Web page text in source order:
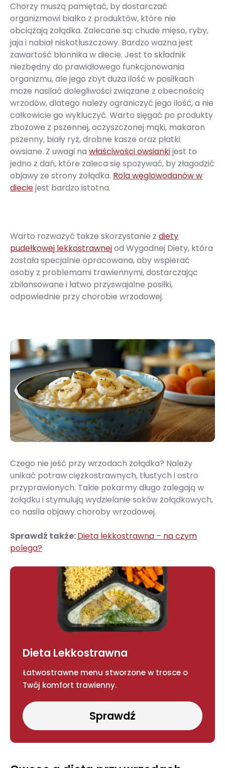
Chorzy muszą pamiętać, by dostarczać
organizmowi białko z produktów, które nie
obciążają żołądka. Zalecane są: chude mięso, ryby,
jaja i nabiał niskotłuszczowy. Bardzo ważna jest
zawartość błonnika w diecie. Jest to składnik
niezbędny do prawidłowego funkcjonowania
organizmu, ale jego zbyt duża ilość w posiłkach
może nasilać dolegliwości związane z obecnością
wrzodów, dlatego należy ograniczyć jego ilość, a nie
całkowicie go wykluczyć. Warto sięgać po produkty
zbożowe z pszennej, oczyszczonej mąki, makaron
pszenny, biały ryż, drobne kasze oraz płatki
owsiane. Z uwagi na właściwości owsiankijest to
jedno z dań, które zaleca się spożywać, by złagodzić
objawy ze strony żołądka. Rola węglowodanów w
dieciejest bardzo istotna.
Warto rozważyć także skorzystanie z diety
pudełkowej lekkostrawnejod Wygodnej Diety, która
została specjalnie opracowana, aby wspierać
osoby z problemami trawiennymi, dostarczając
zbilansowane i łatwo przyswajalne posiłki,
odpowiednie przy chorobie wrzodowej.
Czego nie jeść przy wrzodach żołądka? Należy
unikać potraw ciężkostrawnych, tłustych i ostro
przyprawionych. Takie pokarmy długo zalegają w
żołądku i stymulują wydzielanie soków żołądkowych,
co nasila objawy choroby wrzodowej.
Sprawdź także:Dieta lekkostrawna – na czym
polega?
Dieta Lekkostrawna
Łatwostrawne menu stworzone w trosce o
Twój komfort trawienny.
Sprawdź